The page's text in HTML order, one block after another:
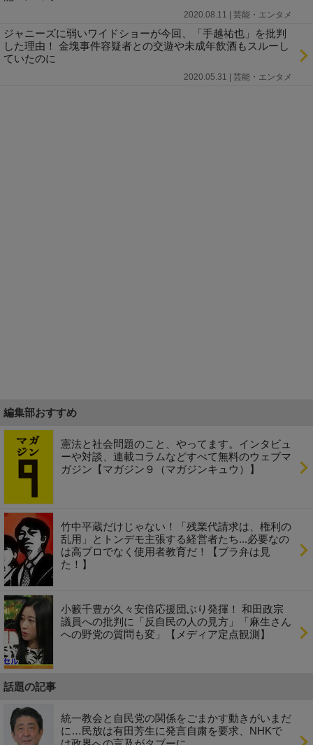
2020.08.11 | 芸能・エンタメ
ジャニーズに弱いワイドショーが今回、「手越祐也」を批判
した理由！ 金塊事件容疑者との交遊や未成年飲酒もスルーし
ていたのに
2020.05.31 | 芸能・エンタメ
編集部おすすめ
憲法と社会問題のこと、やってます。インタビュ
ーや対談、連載コラムなどすべて無料のウェブマ
ガジン【マガジン９（マガジンキュウ）】
竹中平蔵だけじゃない！「残業代請求は、権利の
乱用」とトンデモ主張する経営者たち...必要なの
は高プロでなく使用者教育だ！【ブラ弁は見
た！】
小籔千豊が久々安倍応援団ぶり発揮！ 和田政宗
議員への批判に「反自民の人の見方」「麻生さん
への野党の質問も変」【メディア定点観測】
話題の記事
統一教会と自民党の関係をごまかす動きがいまだ
に…民放は有田芳生に発言自粛を要求、NHKで